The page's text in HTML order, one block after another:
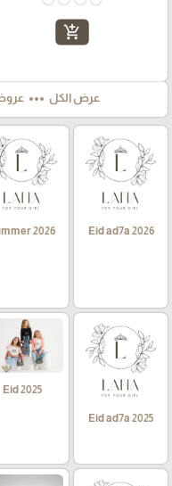
add_shopping_cart
عرض الكل more_horiz
Eid ad7a 2026
2026
Eid ad7a 2025
Eid 2025